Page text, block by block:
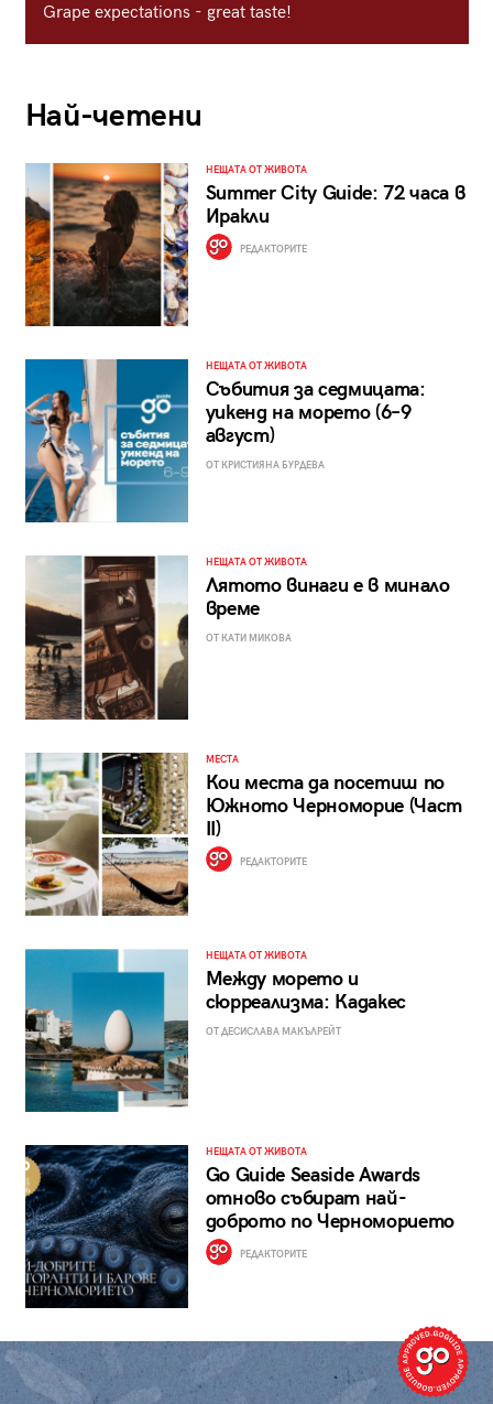
Grape expectations - great taste!
Най-четени
НЕЩАТА ОТ ЖИВОТА
Summer City Guide: 72 часа в
Иракли
РЕДАКТОРИТЕ
НЕЩАТА ОТ ЖИВОТА
Събития за седмицата:
уикенд на морето (6–9
август)
ОТ КРИСТИЯНА БУРДЕВА
НЕЩАТА ОТ ЖИВОТА
Лятото винаги е в минало
време
ОТ КАТИ МИКОВА
МЕСТА
Кои места да посетиш по
Южното Черноморие (Част
II)
РЕДАКТОРИТЕ
НЕЩАТА ОТ ЖИВОТА
Между морето и
сюрреализма: Кадакес
ОТ ДЕСИСЛАВА МАКЪЛРЕЙТ
НЕЩАТА ОТ ЖИВОТА
Go Guide Seaside Awards
отново събират най-
доброто по Черноморието
РЕДАКТОРИТЕ